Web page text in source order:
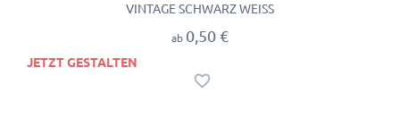
VINTAGE SCHWARZ WEISS
ab 0,50 €
JETZT GESTALTEN